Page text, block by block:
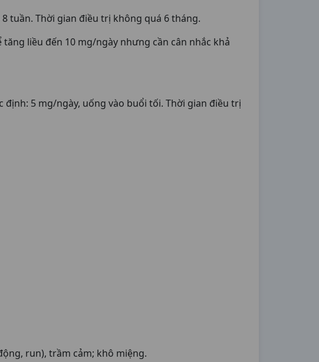
tuần. Thời gian điều trị không quá 6 tháng.
liều đến 10 mg/ngày nhưng cần cân nhắc khả
5 mg/ngày, uống vào buổi tối. Thời gian điều trị
run), trầm cảm; khô miệng.